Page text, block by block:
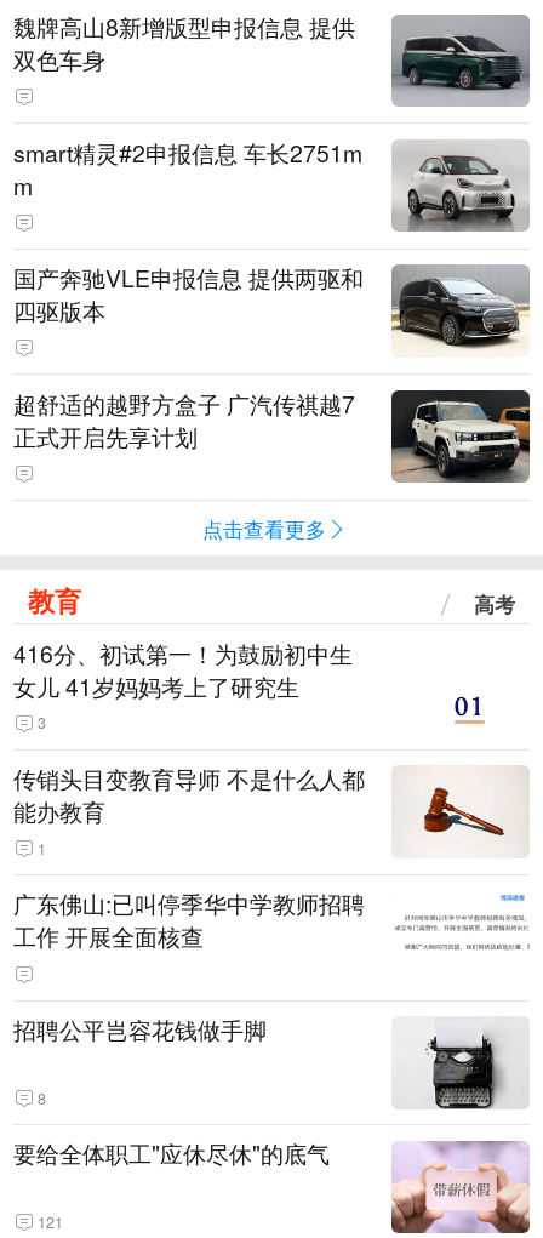
魏牌高山8新增版型申报信息 提供
双色车身
smart精灵#2申报信息 车长2751m
m
国产奔驰VLE申报信息 提供两驱和
四驱版本
超舒适的越野方盒子 广汽传祺越7
正式开启先享计划
点击查看更多
教育 高考
416分、初试第一！为鼓励初中生
女儿 41岁妈妈考上了研究生
3
传销头目变教育导师 不是什么人都
能办教育
1
广东佛山:已叫停季华中学教师招聘
工作 开展全面核查
招聘公平岂容花钱做手脚
8
要给全体职工"应休尽休"的底气
121